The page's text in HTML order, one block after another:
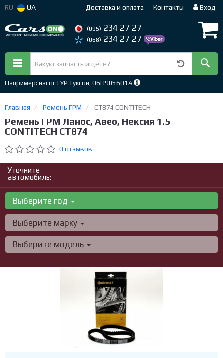
RU UA Доставка и оплата Контакты Вход
(095) 234 27 27
(068) 234 27 27
Например: насос ГУР Туксон, 06H905601A
Главная Ремень ГРМ CT874 CONTITECH
Ремень ГРМ Ланос, Авео, Нексия 1.5
CONTITECH CT874
0 отзывов
Уточните
автомобиль:
Выберите год
Выберите марку
Выберите модель